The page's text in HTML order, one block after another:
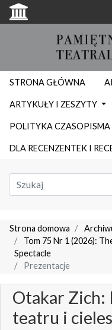
STRONA GŁÓWNA
ARTYKUŁY I ZESZYTY
POLITYKA CZASOPISMA
DLA RECENZENTEK I
Strona domowa
Tom 75 Nr 1 (2026):
Spectacle
Prezentacje
Otakar Zich:
teatru i